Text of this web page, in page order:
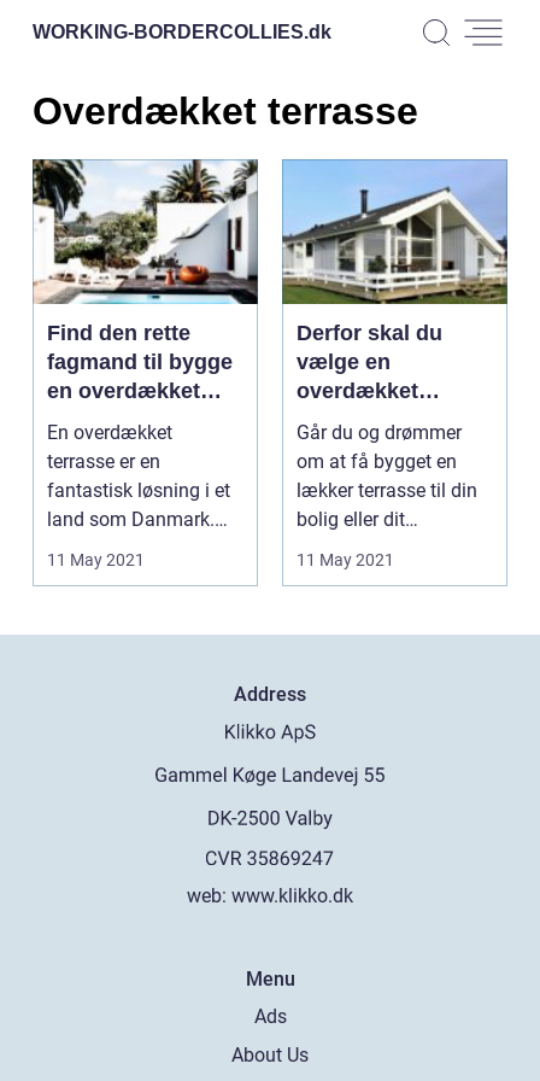
WORKING-BORDERCOLLIES.dk
Overdækket terrasse
Find den rette
fagmand til bygge
en overdækket
terrasse
En overdækket
terrasse er en
fantastisk løsning i et
land som Danmark.
Det giver dig mulighed
for at...
11 May 2021
Derfor skal du
vælge en
overdækket
træterrasse
Går du og drømmer
om at få bygget en
lækker terrasse til din
bolig eller dit
fritidshus? Så kan du
11 May 2021
Address
web: www.klikko.dk
Menu
Ads
About Us